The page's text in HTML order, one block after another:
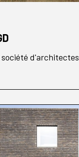
d'architectes